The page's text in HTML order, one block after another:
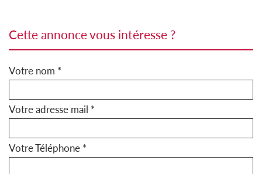
cette annonce vous intéresse ?
Votre nom *
Votre adresse mail *
Votre Téléphone *